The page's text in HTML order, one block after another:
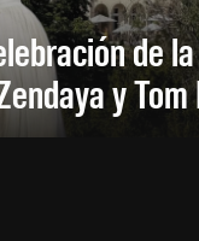
de
y Tom